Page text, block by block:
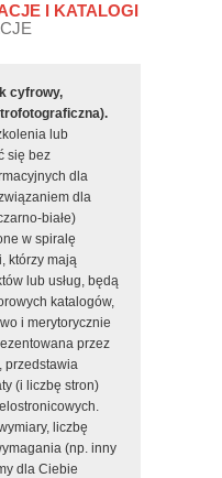
I KATALOGI
cyfrowy,
lub
się bez
dla
dla
białe)
w spiralę
którzy mają
lub usług, będą
katalogów,
i merytorycznie
przez
przedstawia
(i liczbę stron)
liczbę
(np. inny
dla Ciebie